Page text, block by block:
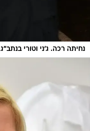
נחיתה רכה. ג'ני וטורי בנתב"ג